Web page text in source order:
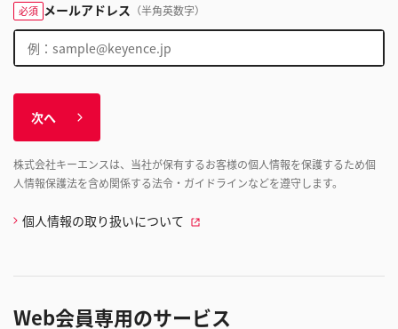
必須 メールアドレス （半角英数字）
次へ
株式会社キーエンスは、当社が保有するお客様の個人情報を保護するため個
人情報保護法を含め関係する法令・ガイドラインなどを遵守します。
個人情報の取り扱いについて
Web会員専用のサービス